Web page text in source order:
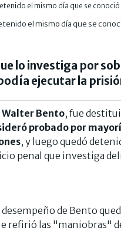
el mismo día que se
lo investiga por
ejecutar la
Walter Bento, fue
probado por
, y luego quedó
penal que investiga
de Bento
refirió las "maniobras"